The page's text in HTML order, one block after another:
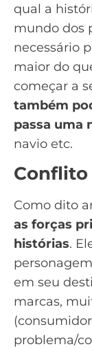
qual a
mundo dos
necessário
maior do
começar a
também
passa uma
navio etc.
Conflito
Como dito
as forças
histórias.
em seu
marcas,
problema/